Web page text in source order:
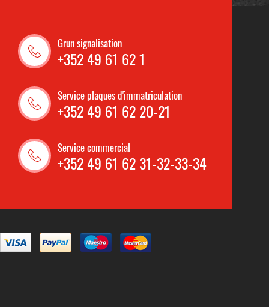
Grun signalisation
+352 49 61 62 1
Service plaques d'immatriculation
+352 49 61 62 20-21
Service commercial
+352 49 61 62 31-32-33-34